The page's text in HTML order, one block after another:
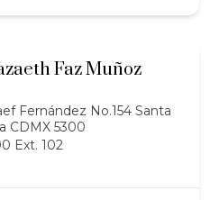
Faz Muñoz
Fernández No.154 Santa
CDMX 5300
Ext. 102